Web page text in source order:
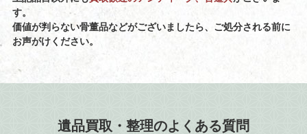
す。
価値が判らない骨董品などがございましたら、ご処分される前に
お声がけください。
遺品買取・整理のよくある質問